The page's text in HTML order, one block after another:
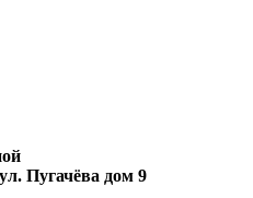
ул. Пугачёва дом 9